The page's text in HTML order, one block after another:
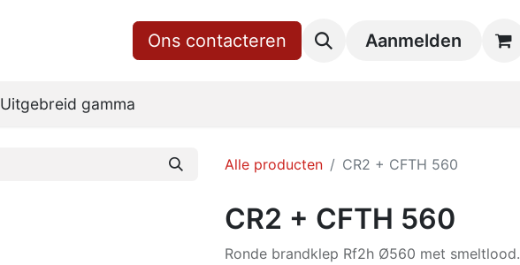
Over ons RoVent10 Online Downloads Contact
Ons contacteren Aanmelden
Uitgebreid gamma
Alle producten CR2 + CFTH 560
CR2 + CFTH 560
Ronde brandklep Rf2h Ø560 met smeltlood.